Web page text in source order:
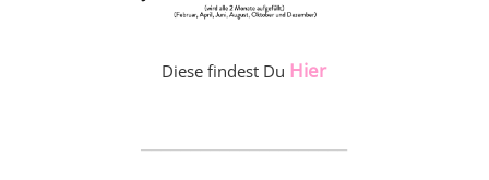
Diese findest Du Hier